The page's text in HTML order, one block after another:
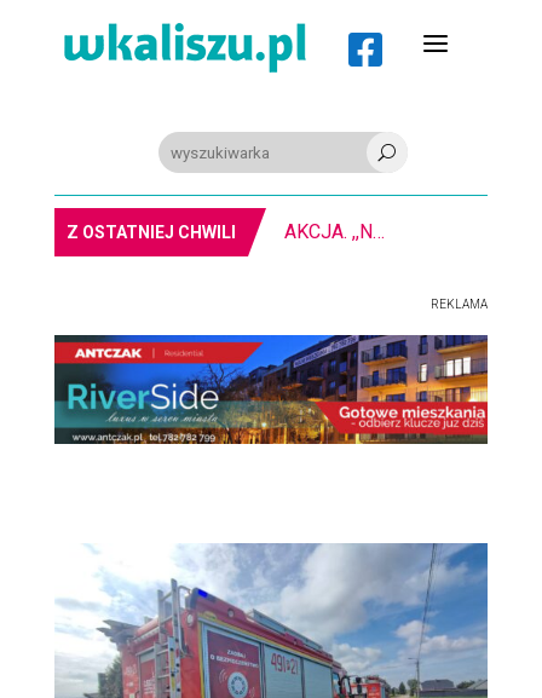
 a
U
Z OSTATNIEJ CHWILI AKCJA. ,,Nie bądź obojętny”
REKLAMA